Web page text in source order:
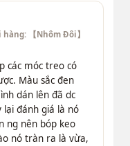
【Nhôm Đôi】
các móc treo có
Màu sắc đen
dán lên đã dc
đánh giá là nó
ng nên bóp keo
nó tràn ra là vừa,